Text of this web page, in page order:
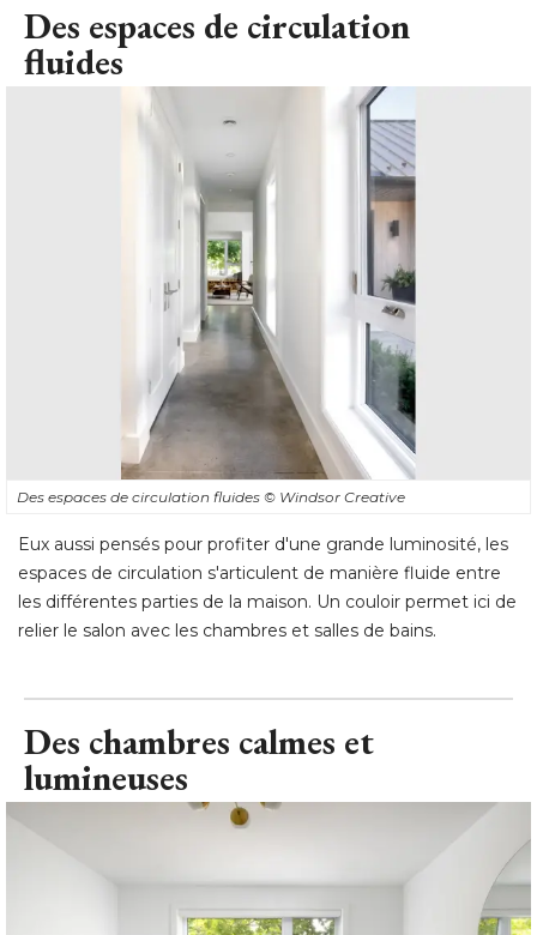
Des espaces de circulation
fluides
Des espaces de circulation fluides © Windsor Creative
Eux aussi pensés pour profiter d'une grande luminosité, les
espaces de circulation s'articulent de manière fluide entre
les différentes parties de la maison. Un couloir permet ici de
relier le salon avec les chambres et salles de bains.
Des chambres calmes et
lumineuses